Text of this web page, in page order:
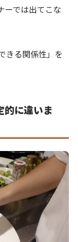
ーでは出てこな
きる関係性」を
的に違いま